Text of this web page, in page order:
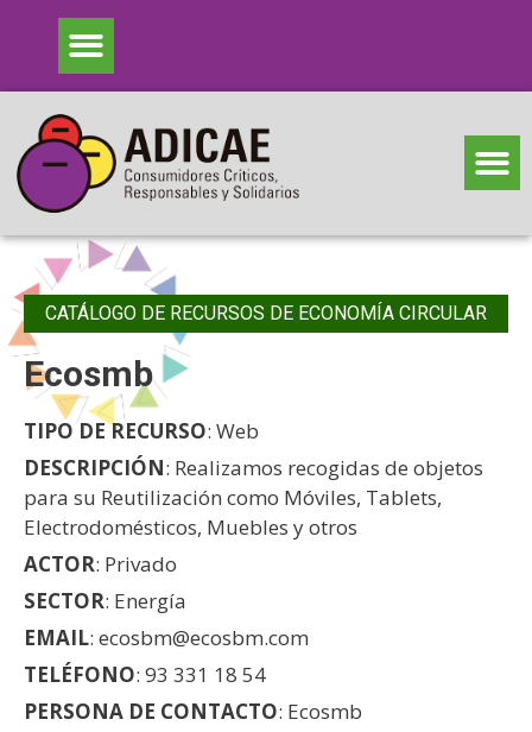
CATÁLOGO DE RECURSOS DE ECONOMÍA CIRCULAR
Ecosmb
TIPO DE RECURSO: Web
DESCRIPCIÓN: Realizamos recogidas de objetos
para su Reutilización como Móviles, Tablets,
Electrodomésticos, Muebles y otros
ACTOR: Privado
SECTOR: Energía
EMAIL: ecosbm@ecosbm.com
TELÉFONO: 93 331 18 54
PERSONA DE CONTACTO: Ecosmb